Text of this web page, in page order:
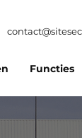
Functies